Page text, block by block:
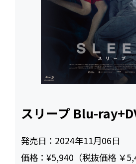
スリープ Blu-
発売日： 2024年11月06日
価格：¥5,940（税抜価格 ￥